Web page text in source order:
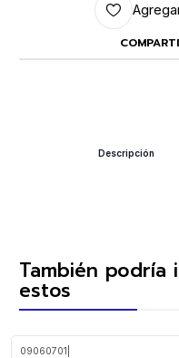
Descripción
También
estos
09060701